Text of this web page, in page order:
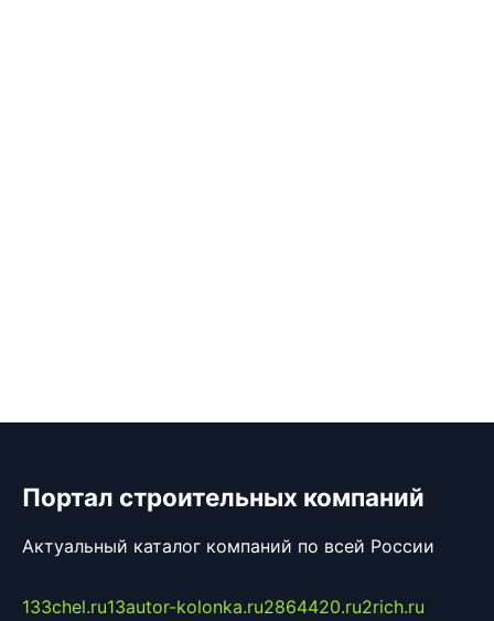
Портал строительных компаний
Актуальный каталог компаний по всей России
133chel.ru13autor-kolonka.ru2864420.ru2rich.ru